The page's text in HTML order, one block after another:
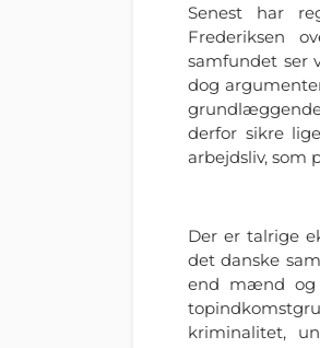
Senest har
Frederiksen
samfundet ser
dog
derfor sikre
arbejdsliv, som
Der er talrige
det danske
end mænd og
kriminalitet,